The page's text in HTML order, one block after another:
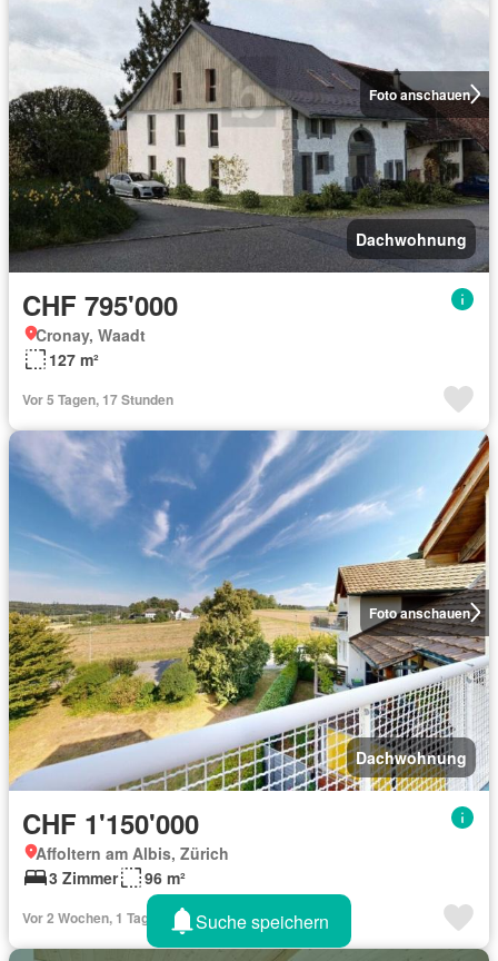
Foto anschauen
Dachwohnung
CHF 795'000
Cronay, Waadt
127 m²
Vor 5 Tagen, 17 Stunden
Foto anschauen
Dachwohnung
CHF 1'150'000
Affoltern am Albis, Zürich
3 Zimmer
96 m²
Vor 2 Wochen, 1 Tag Suche speichern